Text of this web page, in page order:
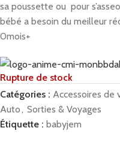
sa poussette ou pour
bébé a besoin du meilleur
0mois+
Rupture de stock
Catégories : Accessoires de
Auto , Sorties & Voyages
Étiquette : babyjem